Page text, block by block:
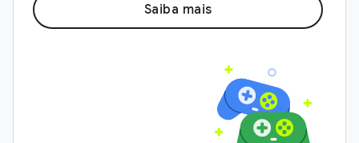
Saiba mais